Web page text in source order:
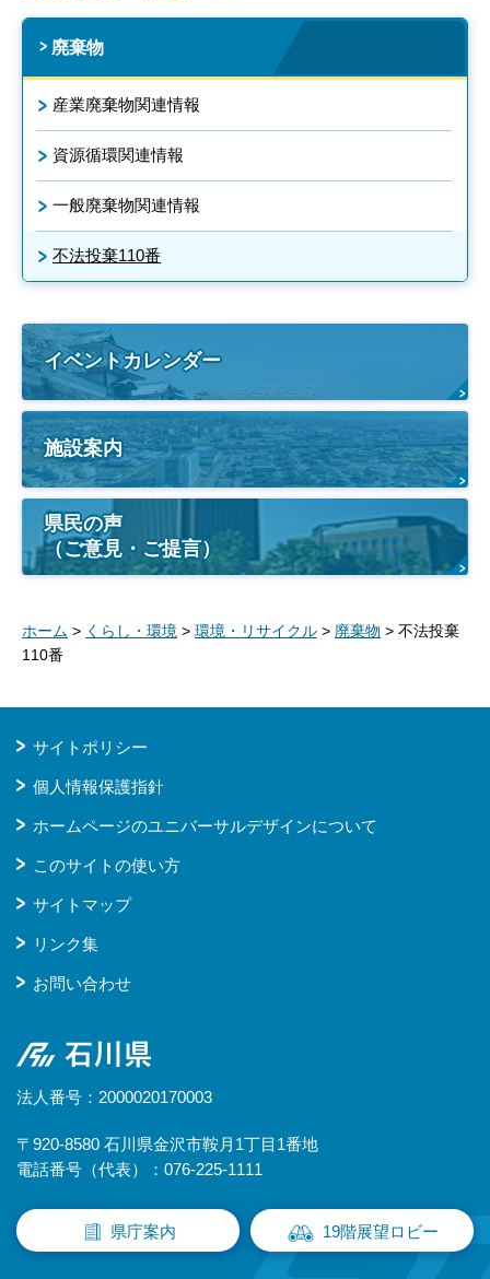
廃棄物
産業廃棄物関連情報
資源循環関連情報
一般廃棄物関連情報
不法投棄110番
イベントカレンダー
施設案内
県民の声
（ご意見・ご提言）
ホーム > くらし・環境 > 環境・リサイクル > 廃棄物 > 不法投棄
110番
サイトポリシー
個人情報保護指針
ホームページのユニバーサルデザインについて
このサイトの使い方
サイトマップ
リンク集
お問い合わせ
石川県
法人番号：2000020170003
〒920-8580 石川県金沢市鞍月1丁目1番地
電話番号（代表）：076-225-1111
県庁案内 19階展望ロビー